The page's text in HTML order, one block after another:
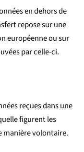
en dehors de
repose sur une
européenne ou sur
par celle-ci.
reçues dans une
figurent les
manière volontaire.